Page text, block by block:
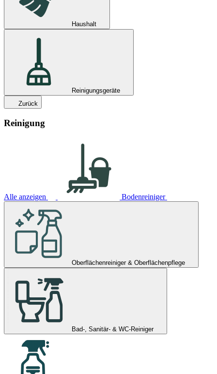
Haushalt
Reinigungsgeräte
Zurück
Reinigung
Alle anzeigen Bodenreiniger
Oberflächenreiniger & Oberflächenpflege
Bad-, Sanitär- & WC-Reiniger